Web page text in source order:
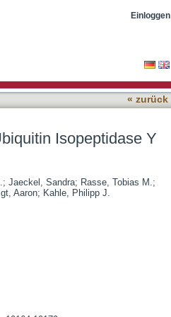
TDP-43 ProteinEinloggen
« zurück
Isopeptidase Y
; Jaeckel, Sandra; Rasse, Tobias M.;
Aaron; Kahle, Philipp J.